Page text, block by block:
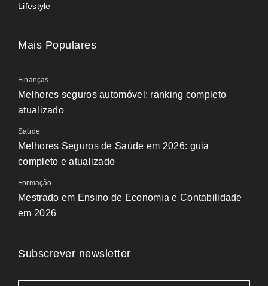
Lifestyle
Mais Populares
Finanças
Melhores seguros automóvel: ranking completo
atualizado
Saúde
Melhores Seguros de Saúde em 2026: guia
completo e atualizado
Formação
Mestrado em Ensino de Economia e Contabilidade
em 2026
Subscrever newsletter